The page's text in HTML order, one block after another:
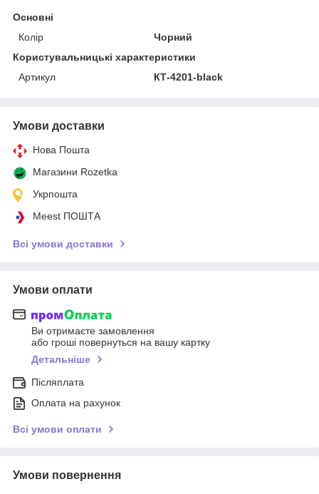
Основні
Колір
Чорний
Користувальницькі характеристики
Артикул
КТ-4201-black
Умови доставки
Нова Пошта
Магазини Rozetka
Укрпошта
Meest ПОШТА
Всі умови доставки
Умови оплати
Ви отримаєте замовлення
або гроші повернуться на вашу картку
Детальніше
Післяплата
Оплата на рахунок
Всі умови оплати
Умови повернення